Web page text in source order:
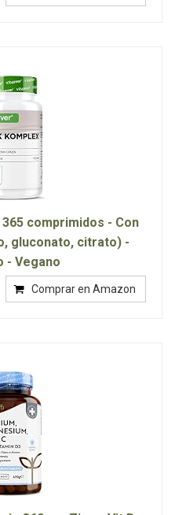
comprimidos - Con
gluconato, citrato) -
- Vegano
Comprar en Amazon